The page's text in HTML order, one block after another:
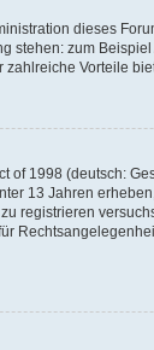
dieses
stehen: zum
zahlreiche Vorteile
of 1998 (deutsch:
13 Jahren
registrieren